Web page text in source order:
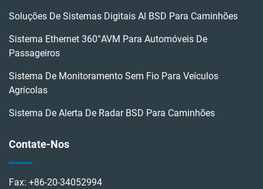
Soluções De Sistemas Digitais AI BSD Para Caminhões
Sistema Ethernet 360°AVM Para Automóveis De
Passageiros
Sistema De Monitoramento Sem Fio Para Veículos
Agrícolas
Sistema De Alerta De Radar BSD Para Caminhões
Contate-Nos
Fax: +86-20-34052994